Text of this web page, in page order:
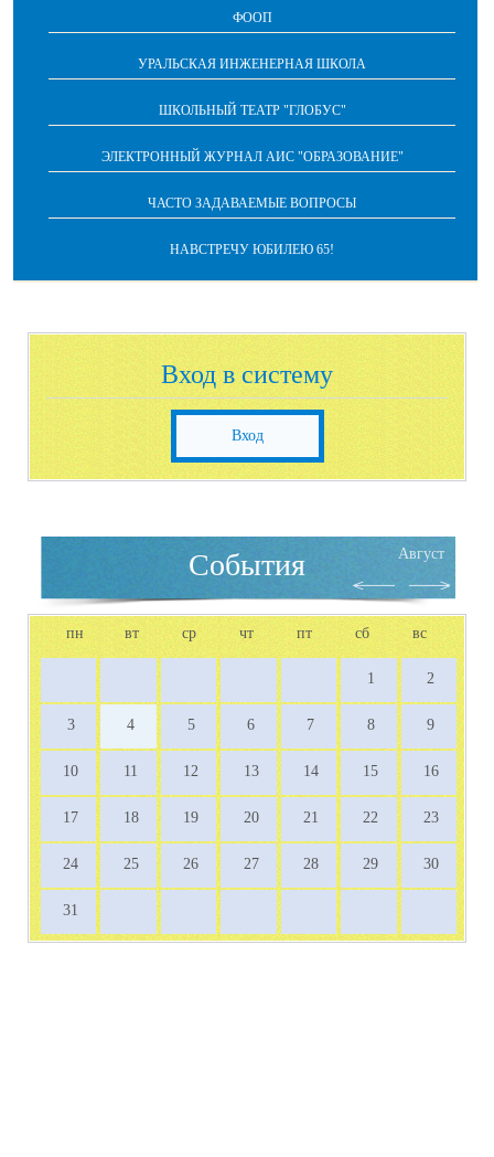
ФООП
УРАЛЬСКАЯ ИНЖЕНЕРНАЯ ШКОЛА
ШКОЛЬНЫЙ ТЕАТР "ГЛОБУС"
ЭЛЕКТРОННЫЙ ЖУРНАЛ АИС "ОБРАЗОВАНИЕ"
ЧАСТО ЗАДАВАЕМЫЕ ВОПРОСЫ
НАВСТРЕЧУ ЮБИЛЕЮ 65!
Вход в систему
Вход
События Август
пн вт ср чт пт сб вс
1 2
3 4 5 6 7 8 9
10 11 12 13 14 15 16
17 18 19 20 21 22 23
24 25 26 27 28 29 30
31